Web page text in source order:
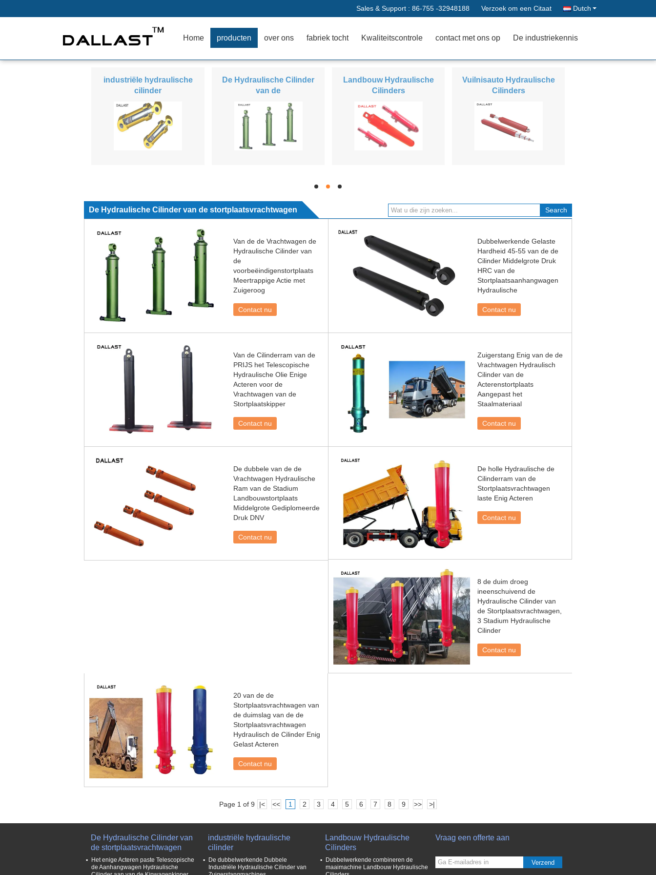
Sales & Support : 86-755 -32948188 Verzoek om een Citaat Dutch
Home producten over ons fabriek tocht Kwaliteitscontrole contact met ons op De industriekennis
industriële hydraulische
cilinder
De Hydraulische Cilinder
van de
stortplaatsvrachtwagen
Landbouw Hydraulische
Cilinders
Vuilnisauto Hydraulische
Cilinders
hd hd hd
De Hydraulische Cilinder van de stortplaatsvrachtwagen
Van de de Vrachtwagen de
Hydraulische Cilinder van
de
voorbeëindigenstortplaats
Meertrappige Actie met
Zuigeroog
Contact nu
Dubbelwerkende Gelaste
Hardheid 45-55 van de de
Cilinder Middelgrote Druk
HRC van de
Stortplaatsaanhangwagen
Hydraulische
Contact nu
Van de Cilinderram van de
PRIJS het Telescopische
Hydraulische Olie Enige
Acteren voor de
Vrachtwagen van de
Stortplaatskipper
Contact nu
Zuigerstang Enig van de de
Vrachtwagen Hydraulisch
Cilinder van de
Acterenstortplaats
Aangepast het
Staalmateriaal
Contact nu
De dubbele van de de
Vrachtwagen Hydraulische
Ram van de Stadium
Landbouwstortplaats
Middelgrote Gediplomeerde
Druk DNV
Contact nu
De holle Hydraulische de
Cilinderram van de
Stortplaatsvrachtwagen
laste Enig Acteren
Contact nu
8 de duim droeg
ineenschuivend de
Hydraulische Cilinder van
de Stortplaatsvrachtwagen,
3 Stadium Hydraulische
Cilinder
Contact nu
20 van de de
Stortplaatsvrachtwagen van
de duimslag van de de
Stortplaatsvrachtwagen
Hydraulisch de Cilinder Enig
Gelast Acteren
Contact nu
Page 1 of 9 |< << 1 2 3 4 5 6 7 8 9 >> >|
De Hydraulische Cilinder van
de stortplaatsvrachtwagen
Het enige Acteren paste Telescopische
de Aanhangwagen Hydraulische
industriële hydraulische
cilinder
De dubbelwerkende Dubbele
Industriële Hydraulische Cilinder van
Landbouw Hydraulische
Cilinders
Dubbelwerkende combineren de
maaimachine Landbouw Hydraulische
Vraag een offerte aan
Verzend